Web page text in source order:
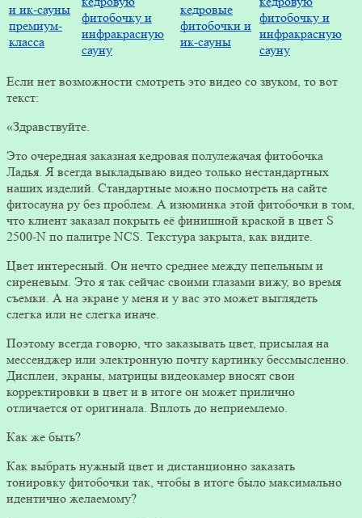
Если нет возможности смотреть это видео со звуком, то вот
текст:
«Здравствуйте.
Это очередная заказная кедровая полулежачая фитобочка
Ладья. Я всегда выкладываю видео только нестандартных
наших изделий. Стандартные можно посмотреть на сайте
фитосауна ру без проблем. А изюминка этой фитобочки в том,
что клиент заказал покрыть её финишной краской в цвет S
2500-N по палитре NCS. Текстура закрыта, как видите.
Цвет интересный. Он нечто среднее между пепельным и
сиреневым. Это я так сейчас своими глазами вижу, во время
съемки. А на экране у меня и у вас это может выглядеть
слегка или не слегка иначе.
Поэтому всегда говорю, что заказывать цвет, присылая на
мессенджер или электронную почту картинку бессмысленно.
Дисплеи, экраны, матрицы видеокамер вносят свои
корректировки в цвет и в итоге он может прилично
отличается от оригинала. Вплоть до неприемлемо.
Как же быть?
Как выбрать нужный цвет и дистанционно заказать
тонировку фитобочки так, чтобы в итоге было максимально
идентично желаемому?